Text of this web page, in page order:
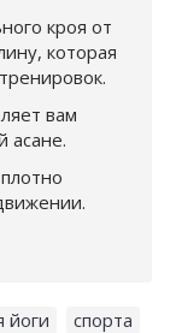
кроя от
которая
вам
асане.
йоги спорта